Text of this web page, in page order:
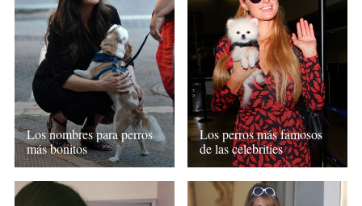
Los nombres para perros
más bonitos
Los perros más famosos
de las celebrities